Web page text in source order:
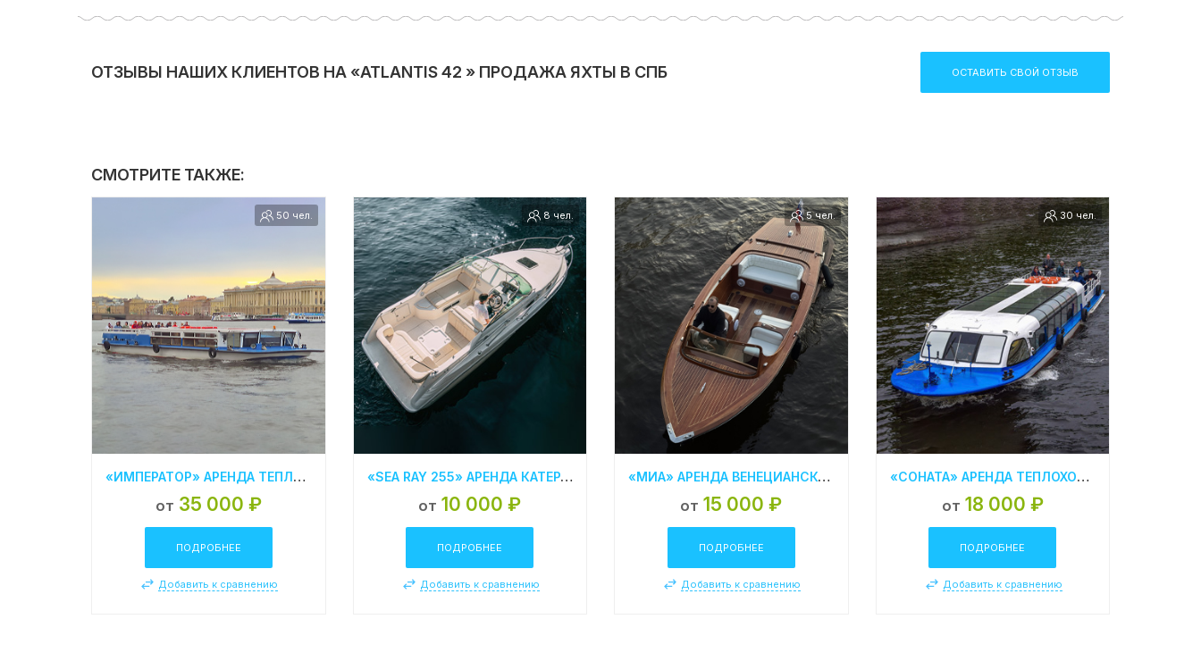
ОТЗЫВЫ НАШИХ КЛИЕНТОВ НА «ATLANTIS 42 » ПРОДАЖА ЯХТЫ В СПБ ОСТАВИТЬ СВОЙ ОТЗЫВ
СМОТРИТЕ ТАКЖЕ:
50 чел.
«ИМПЕРАТОР» АРЕНДА ТЕПЛОХОДА В СПБ
от 35 000 ₽
ПОДРОБНЕЕ
Добавить к сравнению
8 чел.
«SEA RAY 255» АРЕНДА КАТЕРА В СПБ
от 10 000 ₽
ПОДРОБНЕЕ
Добавить к сравнению
5 чел.
«МИА» АРЕНДА ВЕНЕЦИАНСКОГО КАТЕРА В СПБ
от 15 000 ₽
ПОДРОБНЕЕ
Добавить к сравнению
30 чел.
«СОНАТА» АРЕНДА ТЕПЛОХОДА В СПБ
от 18 000 ₽
ПОДРОБНЕЕ
Добавить к сравнению